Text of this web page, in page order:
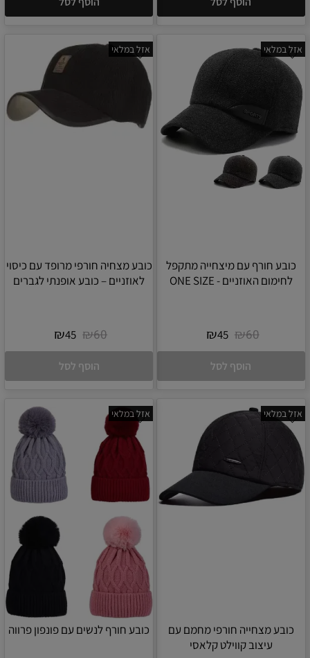
אזל במלאי
כובע חורף עם מיצחייה מתקפל
לחימום האוזניים - ONE SIZE
₪60
₪45
הוסף לסל
אזל במלאי
כובע מצחיה חורפי מרופד עם כיסוי
לאוזניים – כובע אופנתי לגברים
₪60
₪45
הוסף לסל
אזל במלאי
כובע מצחייה חורפי מחמם עם
עיצוב קווילט קלאסי
אזל במלאי
כובע חורף לנשים עם פונפון פרווה